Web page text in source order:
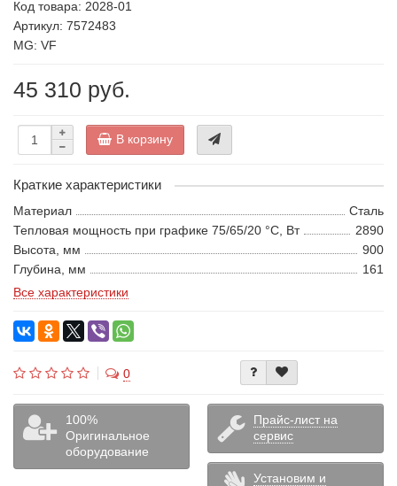
Код товара: 2028-01
Артикул: 7572483
MG: VF
45 310 руб.
В корзину
Краткие характеристики
Материал
Сталь
Тепловая мощность при графике 75/65/20 °С, Вт
2890
Высота, мм
900
Глубина, мм
161
Все характеристики
0
100%
Оригинальное
оборудование
Прайс-лист на
сервис
Установим и